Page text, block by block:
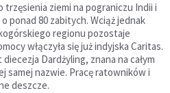
ziemi na pograniczu Indii i
ponad 80 zabitych. Wciąż jednak
regionu pozostaje
włączyła się już indyjska Caritas.
Dardżyling, znana na całym
samej nazwie. Pracę ratowników i
deszcze.